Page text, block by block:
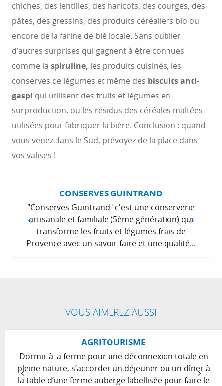
chiches, des lentilles, des haricots, des courges, des
pâtes, des gressins, des produits céréaliers bio ou
encore de la farine de blé locale. Sans oublier
d’autres surprises qui gagnent à être connues
comme la spiruline, les produits cuisinés, les
conserves de légumes et même des biscuits anti-
gaspi qui utilisent des fruits et légumes en
surproduction, ou les résidus des céréales maltées
utilisées pour fabriquer la bière. Conclusion : quand
vous venez dans le Sud, prévoyez de la place dans
vos valises !
CONSERVES GUINTRAND
"Conserves Guintrand" c'est une conserverie
artisanale et familiale (5ème génération) qui
transforme les fruits et légumes frais de
Provence avec un savoir-faire et une qualité...
VOUS AIMEREZ AUSSI
AGRITOURISME
Dormir à la ferme pour une déconnexion totale en
pleine nature, s’accorder un déjeuner ou un dîner à
la table d’une ferme auberge labellisée pour faire le